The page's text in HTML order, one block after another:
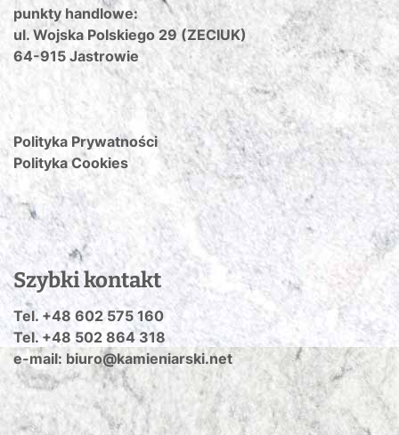
punkty handlowe:
ul. Wojska Polskiego 29 (ZECIUK)
64-915 Jastrowie
Polityka Prywatności
Polityka Cookies
Szybki kontakt
Tel. +48 602 575 160
Tel. +48 502 864 318
e-mail: biuro@kamieniarski.net